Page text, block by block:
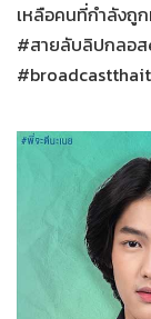
เหลือคนที่กำลังถูก
#สายลับลิปกลอ